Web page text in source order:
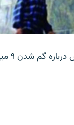
بانک مرکزی